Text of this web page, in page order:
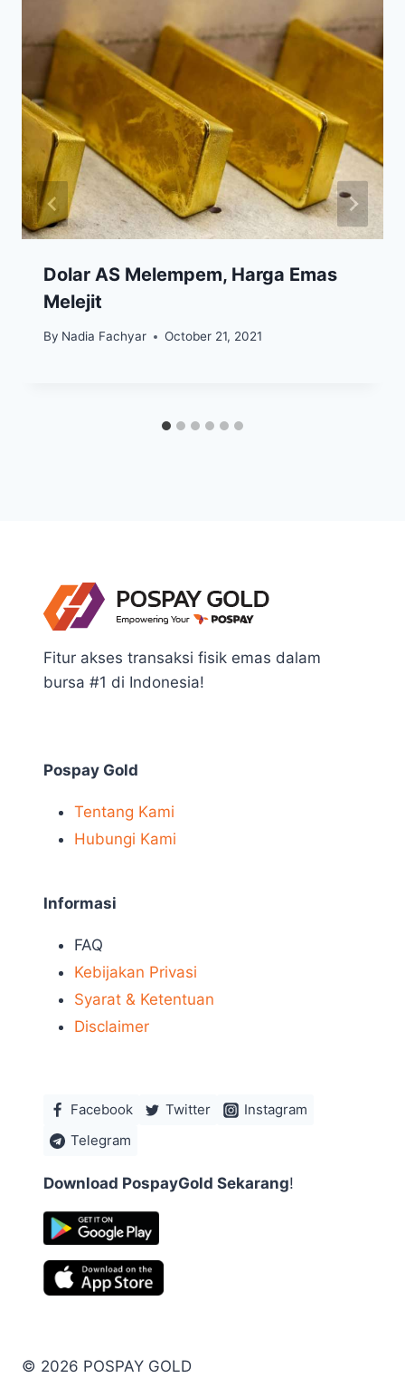
Dolar AS Melempem, Harga Emas
Melejit
By Nadia Fachyar October 21, 2021
Fitur akses transaksi fisik emas dalam
bursa #1 di Indonesia!
Pospay Gold
Tentang Kami
Hubungi Kami
Informasi
FAQ
Kebijakan Privasi
Syarat & Ketentuan
Disclaimer
Facebook Twitter
Instagram
Telegram
Download PospayGold Sekarang!
© 2026 POSPAY GOLD